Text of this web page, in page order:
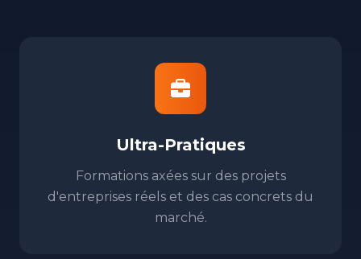
Ultra-Pratiques
Formations axées sur des projets
d'entreprises réels et des cas concrets du
marché.